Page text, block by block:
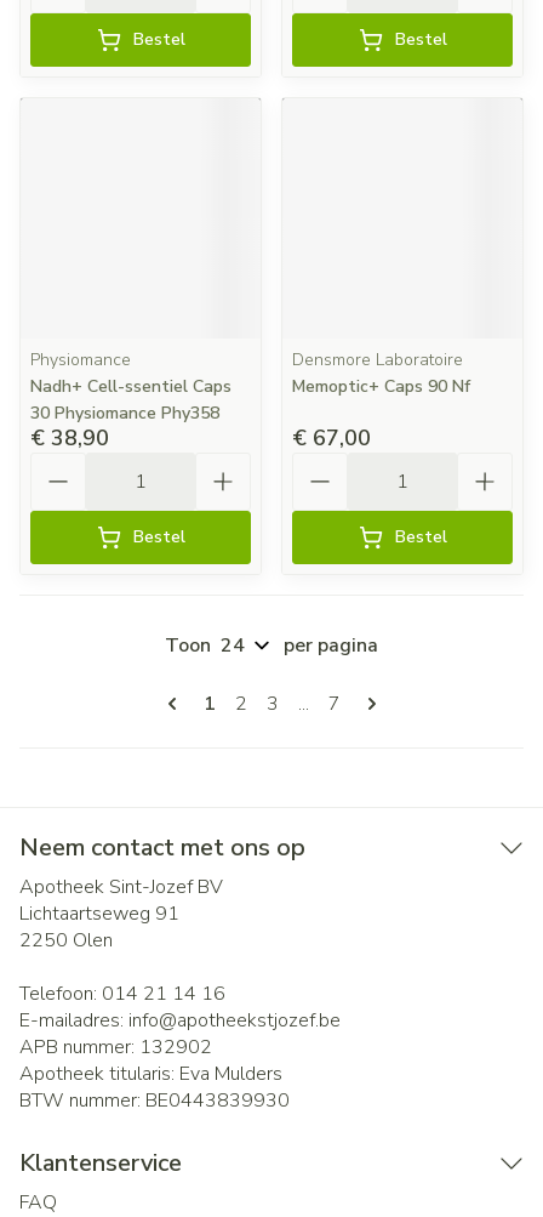
Bestel Bestel
Physiomance
Nadh+ Cell-ssentiel Caps
30 Physiomance Phy358
€ 38,90
Bestel
Densmore Laboratoire
Memoptic+ Caps 90 Nf
€ 67,00
Bestel
Pagina's
U lees momenteel pagina
1 Pagina
2 Pagina
3 ... Pagina
7
Toon per pagina
Neem contact met ons op
Apotheek Sint-Jozef BV
Lichtaartseweg 91
2250 Olen
Telefoon: 014 21 14 16
E-mailadres: info@apotheekstjozef.be
APB nummer: 132902
Apotheek titularis: Eva Mulders
BTW nummer: BE0443839930
Klantenservice
FAQ